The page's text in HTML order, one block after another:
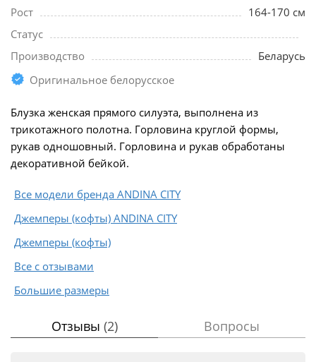
Рост
164-170 см
Статус
Производство
Беларусь
Оригинальное белорусское
Блузка женская прямого силуэта, выполнена из
трикотажного полотна. Горловина круглой формы,
рукав одношовный. Горловина и рукав обработаны
декоративной бейкой.
Все модели бренда ANDINA CITY
Джемперы (кофты) ANDINA CITY
Джемперы (кофты)
Все с отзывами
Большие размеры
Отзывы (2) Вопросы